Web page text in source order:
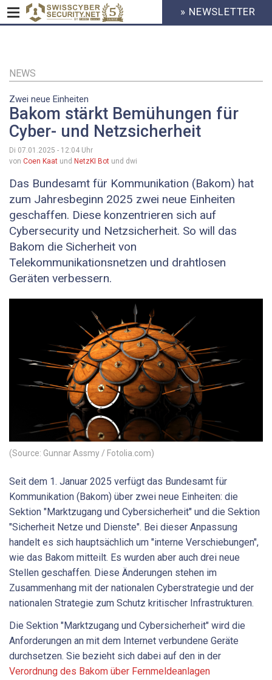
Inhalt
HEADER
MENU
» NEWSLETTER
NEWS
Zwei neue Einheiten
Bakom stärkt Bemühungen für
Cyber- und Netzsicherheit
Di 07.01.2025 - 12:04 Uhr
von Coen Kaat und NetzKI Bot und dwi
Das Bundesamt für Kommunikation (Bakom) hat
zum Jahresbeginn 2025 zwei neue Einheiten
geschaffen. Diese konzentrieren sich auf
Cybersecurity und Netzsicherheit. So will das
Bakom die Sicherheit von
Telekommunikationsnetzen und drahtlosen
Geräten verbessern.
(Source: Gunnar Assmy / Fotolia.com)
Seit dem 1. Januar 2025 verfügt das Bundesamt für
Kommunikation (Bakom) über zwei neue Einheiten: die
Sektion "Marktzugang und Cybersicherheit" und die Sektion
"Sicherheit Netze und Dienste". Bei dieser Anpassung
handelt es sich hauptsächlich um "interne Verschiebungen",
wie das Bakom mitteilt. Es wurden aber auch drei neue
Stellen geschaffen. Diese Änderungen stehen im
Zusammenhang mit der nationalen Cyberstrategie und der
nationalen Strategie zum Schutz kritischer Infrastrukturen.
Die Sektion "Marktzugang und Cybersicherheit" wird die
Anforderungen an mit dem Internet verbundene Geräte
durchsetzen. Sie bezieht sich dabei auf den in der
Verordnung des Bakom über Fernmeldeanlagen